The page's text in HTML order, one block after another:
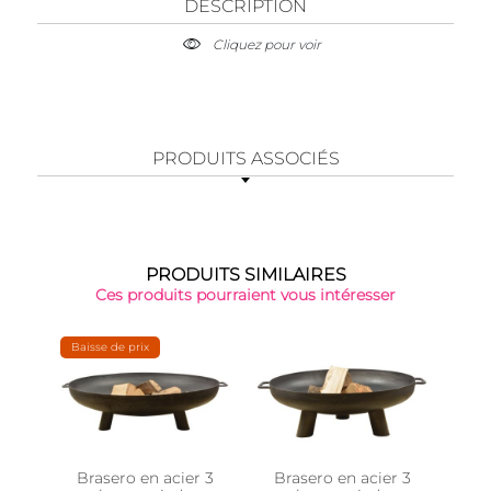
DESCRIPTION
Cliquez pour voir
PRODUITS ASSOCIÉS
PRODUITS SIMILAIRES
Ces produits pourraient vous intéresser
Baisse de prix
Brasero en acier 3
Brasero en acier 3